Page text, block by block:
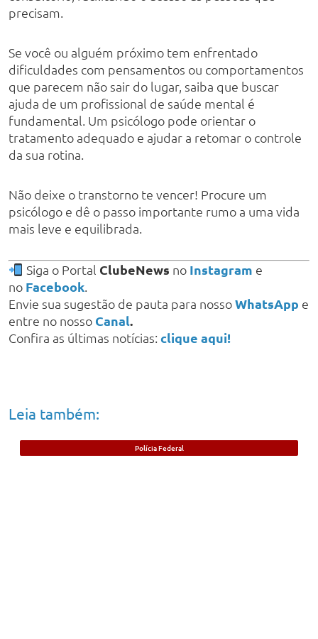
precisam.
Se você ou alguém próximo tem enfrentado
dificuldades com pensamentos ou comportamentos
que parecem não sair do lugar, saiba que buscar
ajuda de um profissional de saúde mental é
fundamental. Um psicólogo pode orientar o
tratamento adequado e ajudar a retomar o controle
da sua rotina.
Não deixe o transtorno te vencer! Procure um
psicólogo e dê o passo importante rumo a uma vida
mais leve e equilibrada.
Siga o Portal ClubeNews no Instagram e
no Facebook.
Envie sua sugestão de pauta para nossoWhatsApp e
entre no nosso Canal.
Confira as últimas notícias: clique aqui!
Leia também:
Polícia Federal